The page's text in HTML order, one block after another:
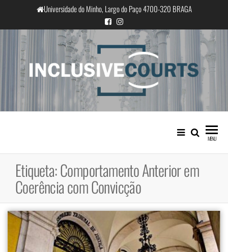
o
conteúdo
Universidade do Minho, Largo do Paço 4700-320 BRAGA
InclusiveCourts
Igualdade e diferença cultural na
prática judicial portuguesa
MENU
Etiqueta:Comportamento Anterior em
Coerência com Convicção